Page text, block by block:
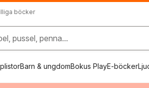
böcker
pussel, penna...
Barn & ungdomBokus PlayE-böcker